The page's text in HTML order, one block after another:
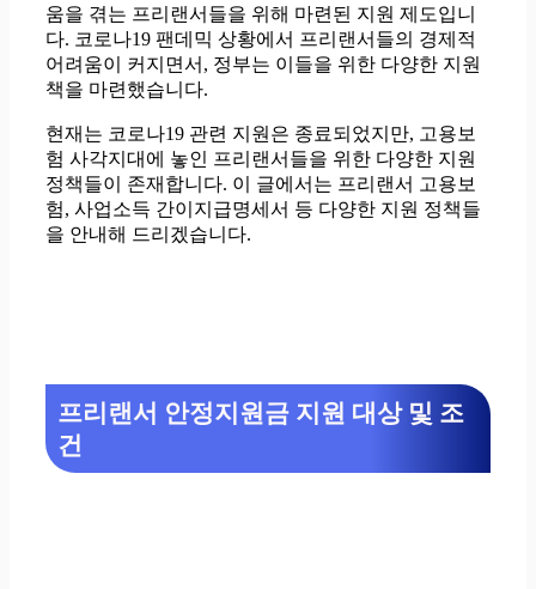
움을 겪는 프리랜서들을 위해 마련된 지원 제도입니
다. 코로나19 팬데믹 상황에서 프리랜서들의 경제적
어려움이 커지면서, 정부는 이들을 위한 다양한 지원
책을 마련했습니다.
현재는 코로나19 관련 지원은 종료되었지만, 고용보
험 사각지대에 놓인 프리랜서들을 위한 다양한 지원
정책들이 존재합니다. 이 글에서는 프리랜서 고용보
험, 사업소득 간이지급명세서 등 다양한 지원 정책들
을 안내해 드리겠습니다.
프리랜서 안정지원금 지원 대상 및 조
건